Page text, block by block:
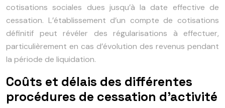
cotisations sociales dues jusqu’à la date effective de
cessation. L’établissement d’un compte de cotisations
définitif peut révéler des régularisations à effectuer,
particulièrement en cas d’évolution des revenus pendant
la période de liquidation.
Coûts et délais des différentes
procédures de cessation d’activité